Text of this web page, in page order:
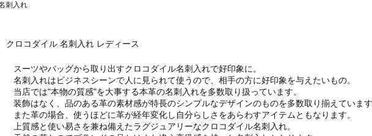
刺入れ
クロコダイル 名刺入れ レディース
スーツやバッグから取り出すクロコダイル名刺入れで好印象に。
名刺入れはビジネスシーンで人に見られて使うので、相手の方に好印象を与えたいもの。
当店では"本物の質感"を大事する本革の名刺入れを多数取り扱っています。
装飾はなく、品のある革の素材感が特長のシンプルなデザインのものを多数取り揃えています
また革の場合、使うほどに革が経年変化し自分らしさをあらわすアイテムともなります。
上質感と使い易さを兼ね備えたラグジュアリーなクロコダイル名刺入れ。